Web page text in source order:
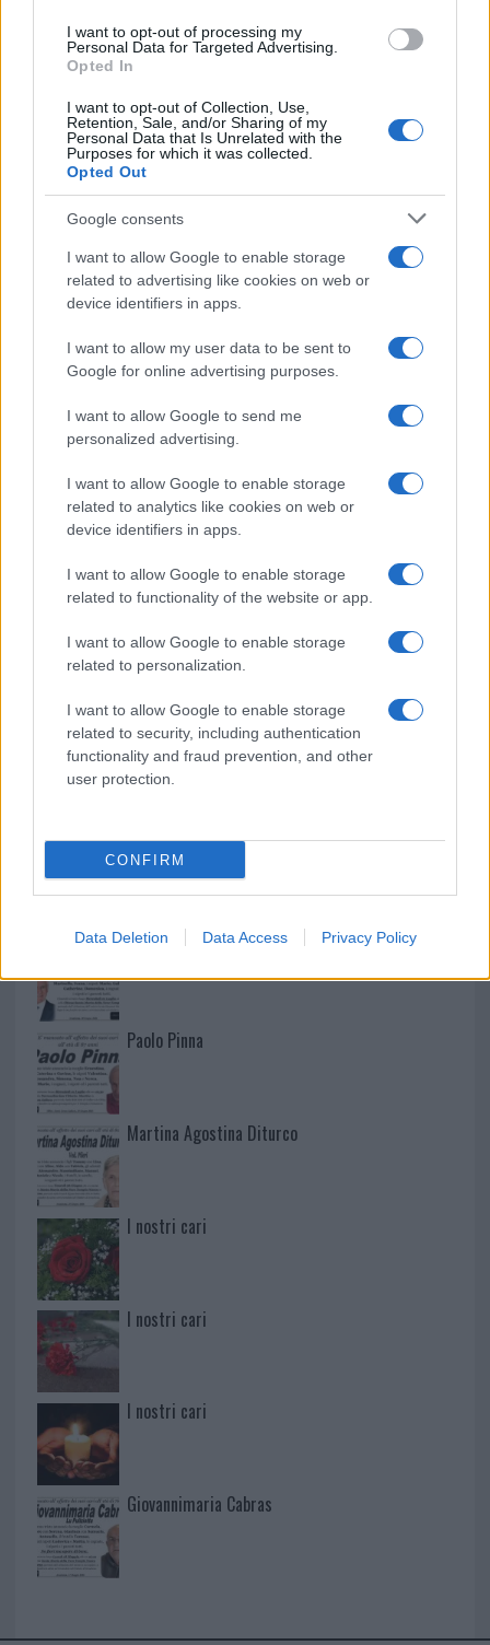
I want to opt-out of processing my
Personal Data for Targeted Advertising.
Opted In
I want to opt-out of Collection, Use,
Retention, Sale, and/or Sharing of my
Personal Data that Is Unrelated with the
Purposes for which it was collected.
Opted Out
Google consents
I want to allow Google to enable storage
related to advertising like cookies on web or
device identifiers in apps.
I want to allow my user data to be sent to
Google for online advertising purposes.
I want to allow Google to send me
personalized advertising.
I want to allow Google to enable storage
related to analytics like cookies on web or
device identifiers in apps.
I want to allow Google to enable storage
related to functionality of the website or app.
I want to allow Google to enable storage
related to personalization.
I want to allow Google to enable storage
related to security, including authentication
functionality and fraud prevention, and other
user protection.
CONFIRM
Data Deletion Data Access Privacy Policy
un ferito
Sangue, musica e solidarietà con Avis Olbia al
Delta Center
Meteo Olbia 9 agosto, temperature in calo
Salmo finisce in ospedale a Catania, ma il tour
Jovanotti, Gabry Ponte e Alfa: Olbia ombelico del
mondo per una notte
Giorgia Meloni a La Maddalena, la vicesindaco:
“Orgoglio e discrezione per visita privata̶…
Incendio nella notte a Olbia, a fuoco due furgoni
NECROLOGIE
Mario Malu
Paolo Pinna
Martina Agostina Diturco
I nostri cari
I nostri cari
I nostri cari
Giovannimaria Cabras